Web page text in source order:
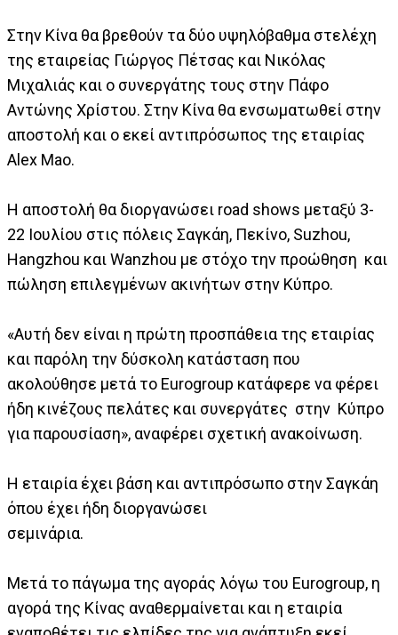
Στην Κίνα θα βρεθούν τα δύο υψηλόβαθμα στελέχη
της εταιρείας Γιώργος Πέτσας και Νικόλας
Μιχαλιάς και ο συνεργάτης τους στην Πάφο
Αντώνης Χρίστου. Στην Κίνα θα ενσωματωθεί στην
αποστολή και ο εκεί αντιπρόσωπος της εταιρίας
Alex Mao.
Η αποστολή θα διοργανώσει road shows μεταξύ 3-
22 Ιουλίου στις πόλεις Σαγκάη, Πεκίνο, Suzhou,
Hangzhou και Wanzhou με στόχο την προώθηση και
πώληση επιλεγμένων ακινήτων στην Κύπρο.
«Αυτή δεν είναι η πρώτη προσπάθεια της εταιρίας
και παρόλη την δύσκολη κατάσταση που
ακολούθησε μετά το Eurogroup κατάφερε να φέρει
ήδη κινέζους πελάτες και συνεργάτες στην Κύπρο
για παρουσίαση», αναφέρει σχετική ανακοίνωση.
Η εταιρία έχει βάση και αντιπρόσωπο στην Σαγκάη
όπου έχει ήδη διοργανώσει
σεμινάρια.
Μετά το πάγωμα της αγοράς λόγω του Eurogroup, η
αγορά της Κίνας αναθερμαίνεται και η εταιρία